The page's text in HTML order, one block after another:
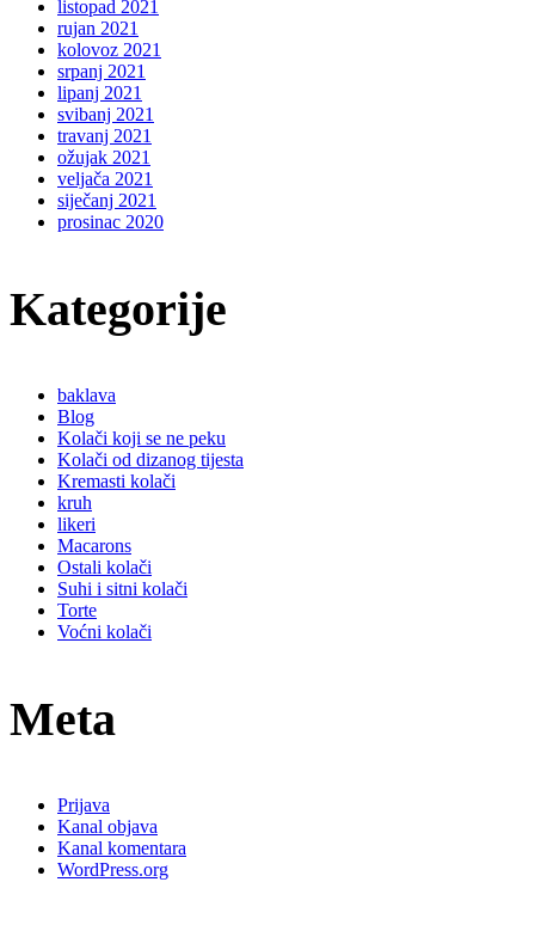
listopad 2021
rujan 2021
kolovoz 2021
srpanj 2021
lipanj 2021
svibanj 2021
travanj 2021
ožujak 2021
veljača 2021
siječanj 2021
prosinac 2020
Kategorije
baklava
Blog
Kolači koji se ne peku
Kolači od dizanog tijesta
Kremasti kolači
kruh
likeri
Macarons
Ostali kolači
Suhi i sitni kolači
Torte
Voćni kolači
Meta
Prijava
Kanal objava
Kanal komentara
WordPress.org